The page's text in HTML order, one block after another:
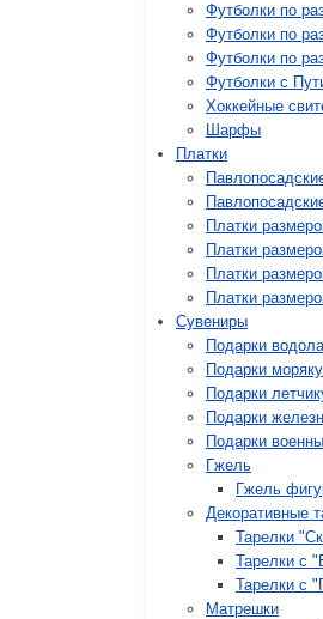
Футболки по
Футболки по
Футболки по
Футболки с
Хоккейные
Шарфы
Платки
Платки
Платки
Платки
Платки
Сувениры
Подарки
Подарки моряку
Подарки
Подарки
Подарки
Гжель
Гжель
Декоративные
Тарелки
Тарелки с
Тарелки с
Матрешки